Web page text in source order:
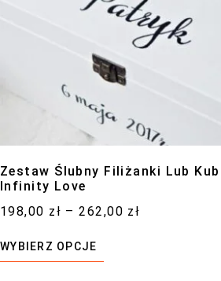
Zestaw Ślubny Filiżanki Lub
Infinity Love
198,00 zł –262,00 zł
WYBIERZ OPCJE